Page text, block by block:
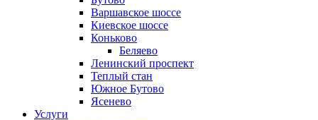
Варшавское шоссе
Киевское шоссе
Коньково
Беляево
Ленинский проспект
Теплый стан
Южное Бутово
Ясенево
Услуги